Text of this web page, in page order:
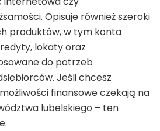
Opisuje również szeroki
produktów, w tym konta
lokaty oraz
do potrzeb
Jeśli chcesz
finansowe czekają na
lubelskiego – ten